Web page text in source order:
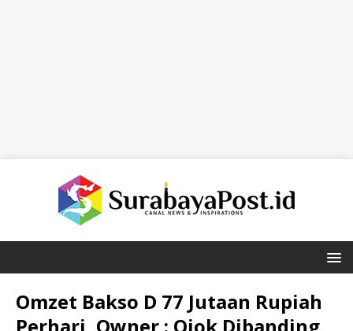
Omzet Bakso D 77 Jutaan Rupiah